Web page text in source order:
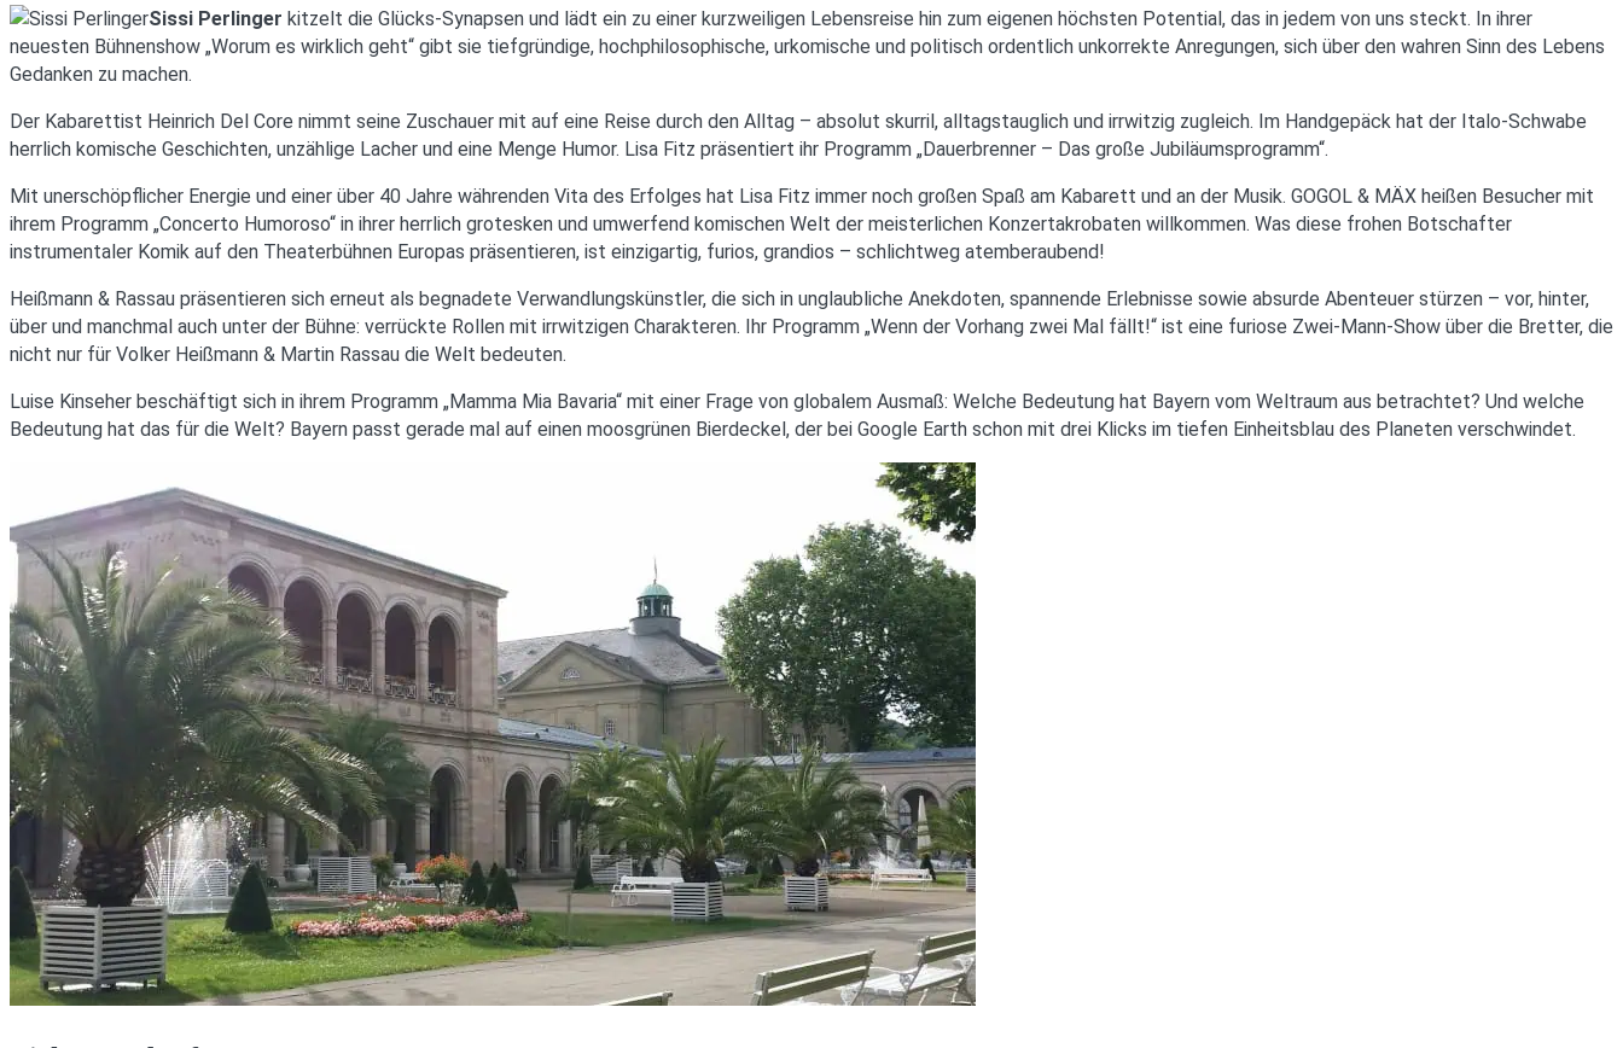
Sissi Perlinger kitzelt die Glücks-Synapsen und lädt ein zu einer kurzweiligen Lebensreise hin zum eigenen höchsten Potential, das in jedem von uns steckt. In ihrer
neuesten Bühnenshow „Worum es wirklich geht“ gibt sie tiefgründige, hochphilosophische, urkomische und politisch ordentlich unkorrekte Anregungen, sich über den wahren Sinn des Lebens
Gedanken zu machen.
Der Kabarettist Heinrich Del Core nimmt seine Zuschauer mit auf eine Reise durch den Alltag – absolut skurril, alltagstauglich und irrwitzig zugleich. Im Handgepäck hat der Italo-Schwabe
herrlich komische Geschichten, unzählige Lacher und eine Menge Humor. Lisa Fitz präsentiert ihr Programm „Dauerbrenner – Das große Jubiläumsprogramm“.
Mit unerschöpflicher Energie und einer über 40 Jahre währenden Vita des Erfolges hat Lisa Fitz immer noch großen Spaß am Kabarett und an der Musik. GOGOL & MÄX heißen Besucher mit
ihrem Programm „Concerto Humoroso“ in ihrer herrlich grotesken und umwerfend komischen Welt der meisterlichen Konzertakrobaten willkommen. Was diese frohen Botschafter
instrumentaler Komik auf den Theaterbühnen Europas präsentieren, ist einzigartig, furios, grandios – schlichtweg atemberaubend!
Heißmann & Rassau präsentieren sich erneut als begnadete Verwandlungskünstler, die sich in unglaubliche Anekdoten, spannende Erlebnisse sowie absurde Abenteuer stürzen – vor, hinter,
über und manchmal auch unter der Bühne: verrückte Rollen mit irrwitzigen Charakteren. Ihr Programm „Wenn der Vorhang zwei Mal fällt!“ ist eine furiose Zwei-Mann-Show über die Bretter, die
nicht nur für Volker Heißmann & Martin Rassau die Welt bedeuten.
Luise Kinseher beschäftigt sich in ihrem Programm „Mamma Mia Bavaria“ mit einer Frage von globalem Ausmaß: Welche Bedeutung hat Bayern vom Weltraum aus betrachtet? Und welche
Bedeutung hat das für die Welt? Bayern passt gerade mal auf einen moosgrünen Bierdeckel, der bei Google Earth schon mit drei Klicks im tiefen Einheitsblau des Planeten verschwindet.